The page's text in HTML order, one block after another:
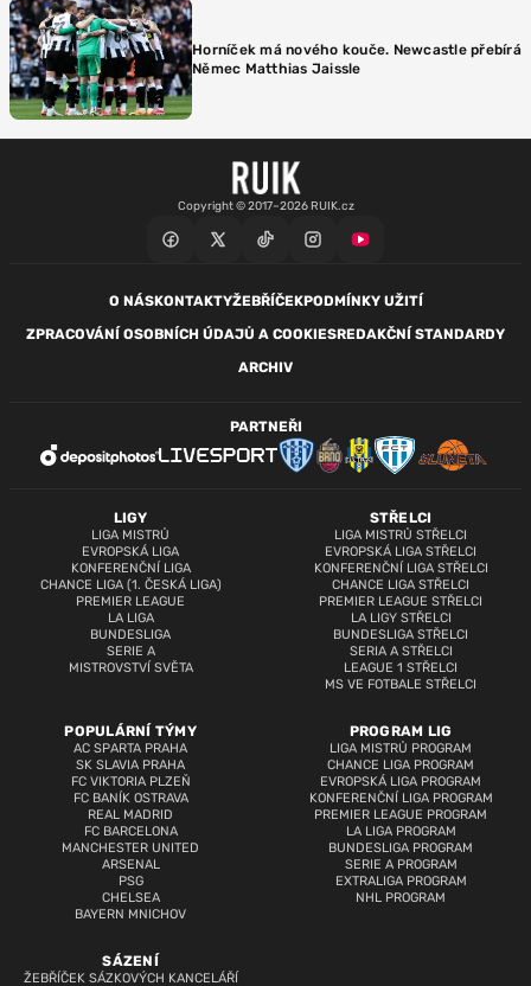
Horníček má nového kouče. Newcastle přebírá
Němec Matthias Jaissle
Copyright © 2017–2026 RUIK.cz
O NÁSKONTAKTYŽEBŘÍČEKPODMÍNKY UŽITÍ
ZPRACOVÁNÍ OSOBNÍCH ÚDAJŮ A COOKIESREDAKČNÍ STANDARDY
ARCHIV
LIGY
LIGA MISTRŮ
EVROPSKÁ LIGA
KONFERENČNÍ LIGA
CHANCE LIGA (1. ČESKÁ LIGA)
PREMIER LEAGUE
LA LIGA
BUNDESLIGA
SERIE A
MISTROVSTVÍ SVĚTA
STŘELCI
LIGA MISTRŮ STŘELCI
EVROPSKÁ LIGA STŘELCI
KONFERENČNÍ LIGA STŘELCI
CHANCE LIGA STŘELCI
PREMIER LEAGUE STŘELCI
LA LIGY STŘELCI
BUNDESLIGA STŘELCI
SERIA A STŘELCI
LEAGUE 1 STŘELCI
MS VE FOTBALE STŘELCI
POPULÁRNÍ TÝMY
AC SPARTA PRAHA
SK SLAVIA PRAHA
FC VIKTORIA PLZEŇ
FC BANÍK OSTRAVA
REAL MADRID
FC BARCELONA
MANCHESTER UNITED
ARSENAL
PSG
CHELSEA
BAYERN MNICHOV
PROGRAM LIG
LIGA MISTRŮ PROGRAM
CHANCE LIGA PROGRAM
EVROPSKÁ LIGA PROGRAM
KONFERENČNÍ LIGA PROGRAM
PREMIER LEAGUE PROGRAM
LA LIGA PROGRAM
BUNDESLIGA PROGRAM
SERIE A PROGRAM
EXTRALIGA PROGRAM
NHL PROGRAM
SÁZENÍ
ŽEBŘÍČEK SÁZKOVÝCH KANCELÁŘÍ
PARTNEŘI